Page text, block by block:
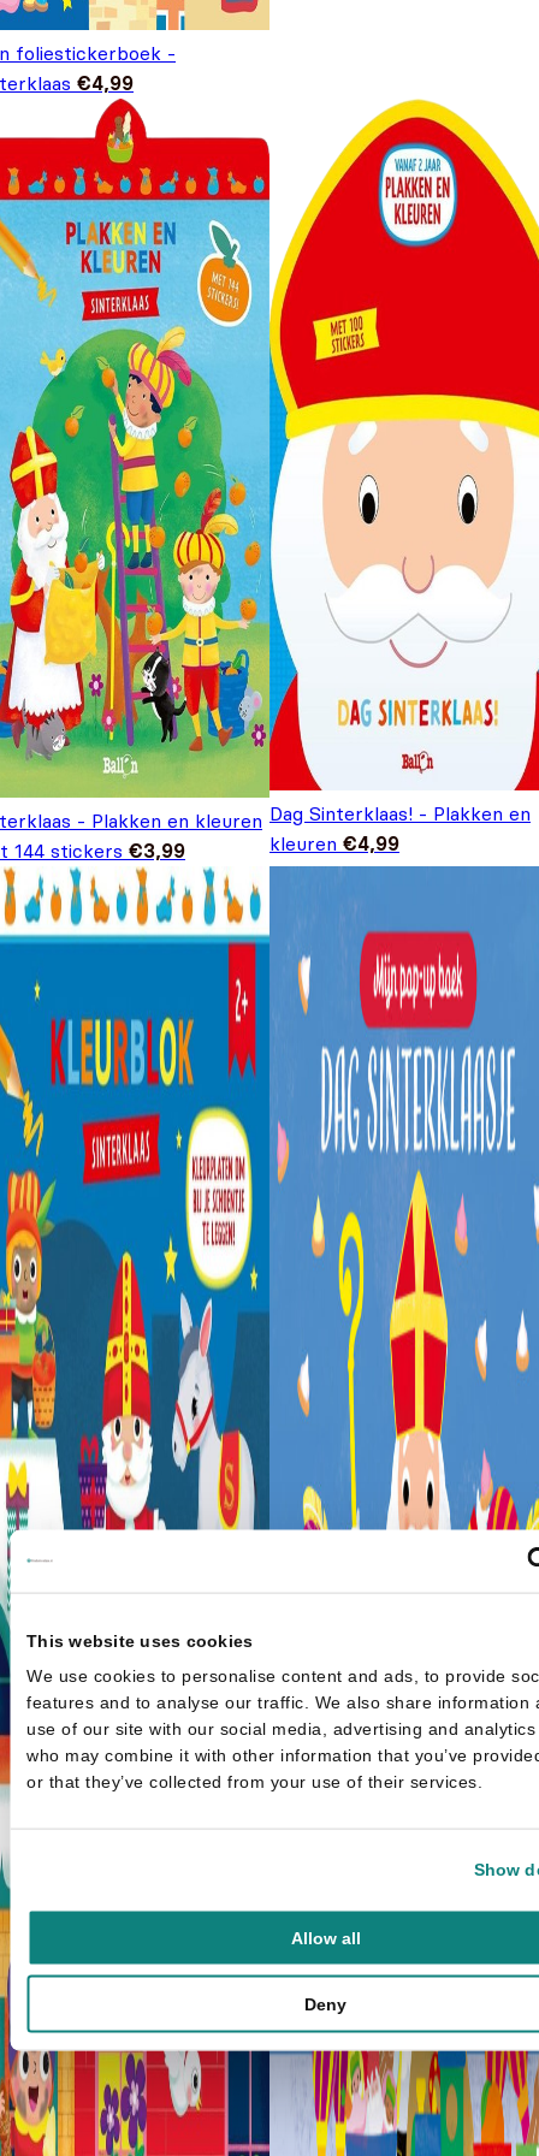
This website uses cookies
We use cookies to personalise content and ads, to provide
features and to analyse our traffic. We also share information
use of our site with our social media, advertising and
who may combine it with other information that you’ve
or that they’ve collected from your use of their services.
Show
Allow all
Deny
foliestickerboek -
€4,99
- Plakken en kleuren
144 stickers €3,99
Dag Sinterklaas! - Plakken en
kleuren €4,99